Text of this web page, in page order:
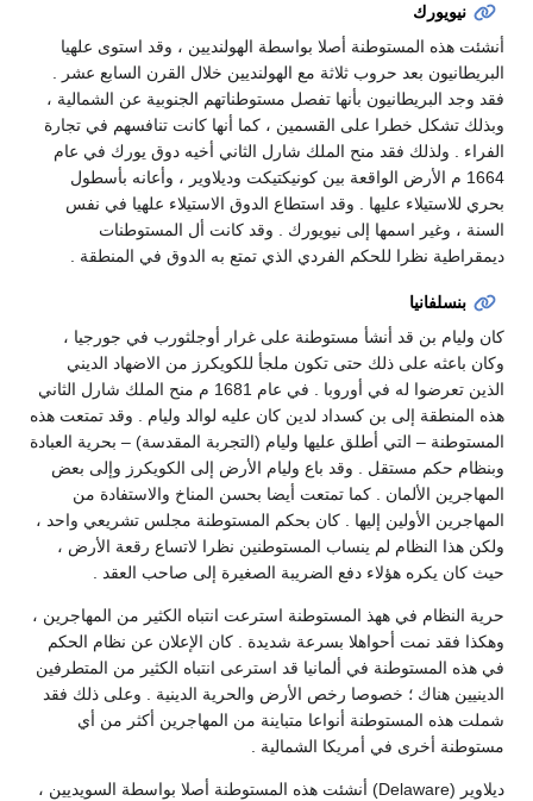
نيويورك
أنشئت هذه المستوطنة أصلا بواسطة الهولنديين ، وقد استوى علهيا
البريطانيون بعد حروب ثلاثة مع الهولنديين خلال القرن السابع عشر .
فقد وجد البريطانيون بأنها تفصل مستوطناتهم الجنوبية عن الشمالية ،
وبذلك تشكل خطرا على القسمين ، كما أنها كانت تنافسهم في تجارة
الفراء . ولذلك فقد منح الملك شارل الثاني أخيه دوق يورك في عام
1664 م الأرض الواقعة بين كونيكتيكت وديلاوير ، وأعانه بأسطول
بحري للاستيلاء عليها . وقد استطاع الدوق الاستيلاء علهيا في نفس
السنة ، وغير اسمها إلى نيويورك . وقد كانت أل المستوطنات
ديمقراطية نظرا للحكم الفردي الذي تمتع به الدوق في المنطقة .
بنسلفانيا
كان وليام بن قد أنشأ مستوطنة على غرار أوجلثورب في جورجيا ،
وكان باعثه على ذلك حتى تكون ملجأ للكويكرز من الاضهاد الديني
الذين تعرضوا له في أوروبا . في عام 1681 م منح الملك شارل الثاني
هذه المنطقة إلى بن كسداد لدين كان عليه لوالد وليام . وقد تمتعت هذه
المستوطنة – التي أطلق عليها وليام (التجربة المقدسة) – بحرية العبادة
وبنظام حكم مستقل . وقد باع وليام الأرض إلى الكويكرز وإلى بعض
المهاجرين الألمان . كما تمتعت أيضا بحسن المناخ والاستفادة من
المهاجرين الأولين إليها . كان بحكم المستوطنة مجلس تشريعي واحد ،
ولكن هذا النظام لم ينساب المستوطنين نظرا لاتساع رقعة الأرض ،
حيث كان يكره هؤلاء دفع الضريبة الصغيرة إلى صاحب العقد .
حرية النظام في ههذ المستوطنة استرعت انتباه الكثير من المهاجرين ،
وهكذا فقد نمت أحواهلا بسرعة شديدة . كان الإعلان عن نظام الحكم
في هذه المستوطنة في ألمانيا قد استرعى انتباه الكثير من المتطرفين
الدينيين هناك ؛ خصوصا رخص الأرض والحرية الدينية . وعلى ذلك فقد
شملت هذه المستوطنة أنواعا متباينة من المهاجرين أكثر من أي
مستوطنة أخرى في أمريكا الشمالية .
ديلاوير (Delaware) أنشئت هذه المستوطنة أصلا بواسطة السويديين ،